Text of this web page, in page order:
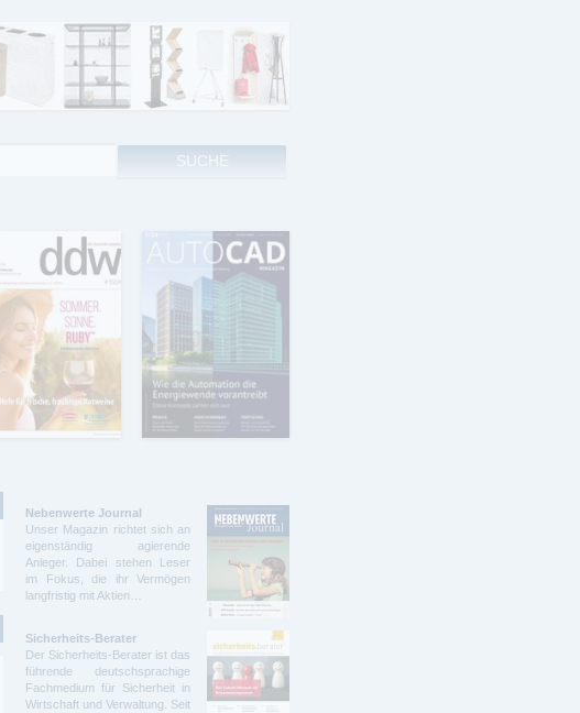
Nebenwerte Journal
Unser Magazin richtet sich an
eigenständig agierende
Anleger. Dabei stehen Leser
im Fokus, die ihr Vermögen
langfristig mit Aktien…
Sicherheits-Berater
Der Sicherheits-Berater ist das
führende deutschsprachige
Fachmedium für Sicherheit in
Wirtschaft und Verwaltung. Seit